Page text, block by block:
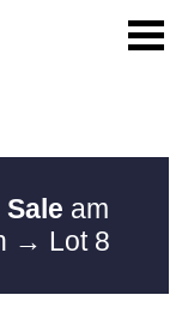
am
→ Lot 8